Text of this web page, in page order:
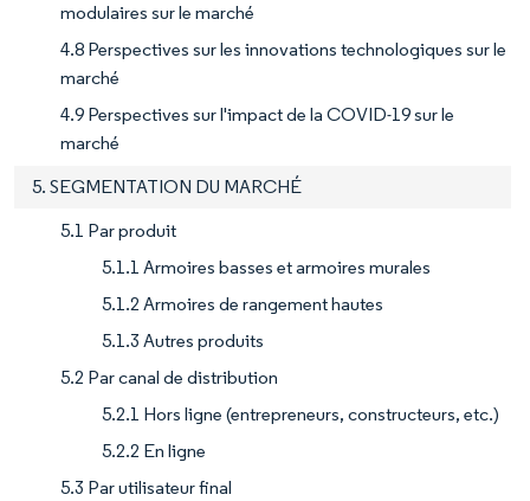
modulaires sur le marché
4.8 Perspectives sur les innovations technologiques sur le
marché
4.9 Perspectives sur l'impact de la COVID-19 sur le
marché
5. SEGMENTATION DU MARCHÉ
5.1 Par produit
5.1.1 Armoires basses et armoires murales
5.1.2 Armoires de rangement hautes
5.1.3 Autres produits
5.2 Par canal de distribution
5.2.1 Hors ligne (entrepreneurs, constructeurs, etc.)
5.2.2 En ligne
5.3 Par utilisateur final